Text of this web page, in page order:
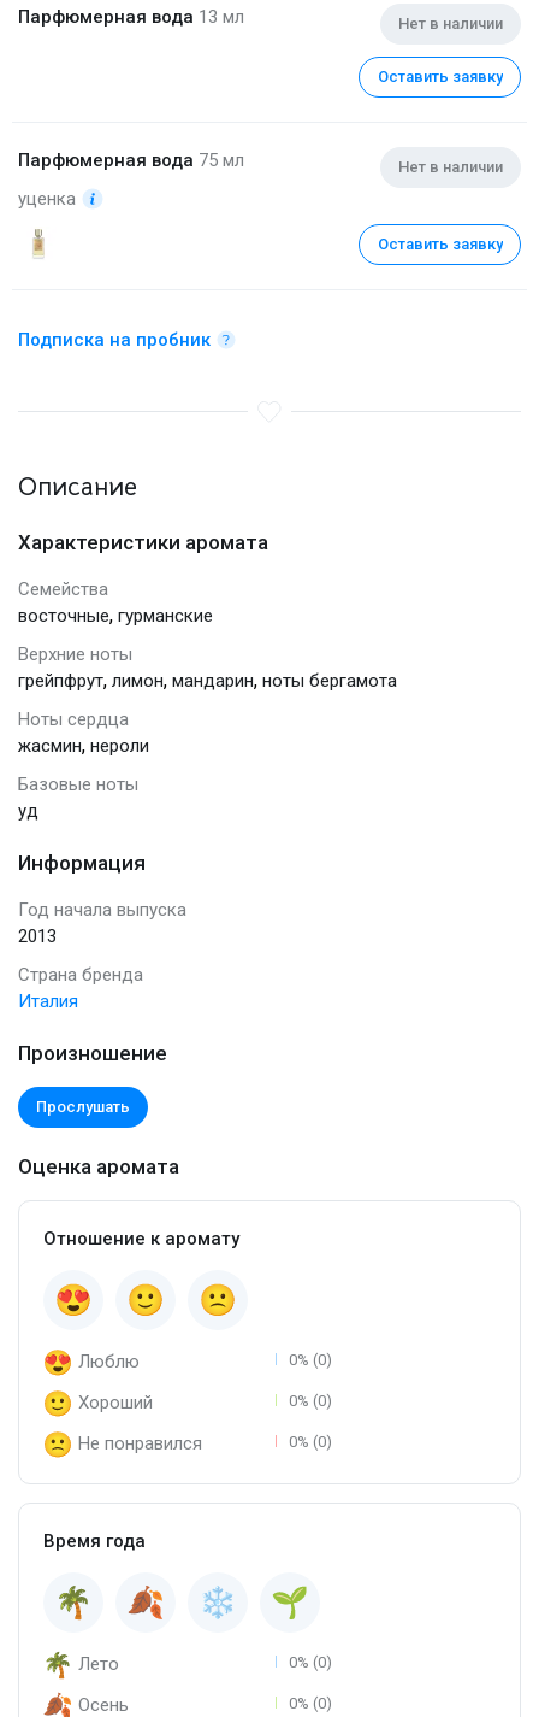
Парфюмерная вода 13 мл Нет в наличии
Оставить заявку
Парфюмерная вода 75 мл
уценка
Нет в наличии
Оставить заявку
Подписка на пробник
Описание
Характеристики аромата
Семейства
восточные, гурманские
Верхние ноты
грейпфрут, лимон, мандарин, ноты бергамота
Ноты сердца
жасмин, нероли
Базовые ноты
уд
Информация
Год начала выпуска
2013
Страна бренда
Италия
Произношение
Прослушать
Оценка аромата
Отношение к аромату
Люблю 0% (0)
Хороший 0% (0)
Не понравился 0% (0)
Время года
Лето 0% (0)
Осень 0% (0)